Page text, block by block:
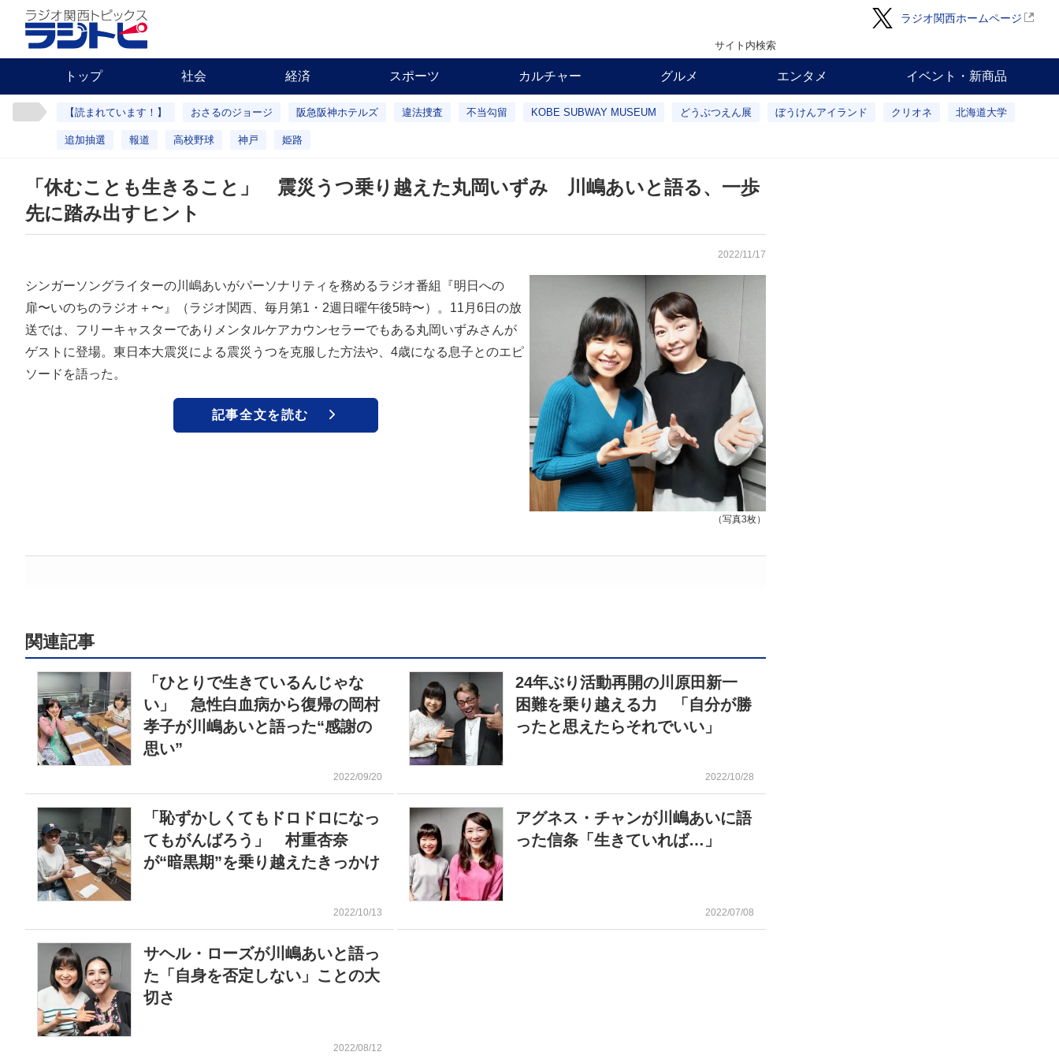
ラジオ関西ホームページ
サイト内検索
トップ 社会 経済 スポーツ カルチャー グルメ エンタメ イベント・新商品
【読まれています！】 おさるのジョージ 阪急阪神ホテルズ 違法捜査 不当勾留 KOBE SUBWAY MUSEUM どうぶつえん展 ぼうけんアイランド クリオネ 北海道大学
追加抽選 報道 高校野球 神戸 姫路
「休むことも生きること」 震災うつ乗り越えた丸岡いずみ 川嶋あいと語る、一歩
先に踏み出すヒント
2022/11/17
（写真3枚）
シンガーソングライターの川嶋あいがパーソナリティを務めるラジオ番組『明日への
扉〜いのちのラジオ＋〜』（ラジオ関西、毎月第1・2週日曜午後5時〜）。11月6日の放
送では、フリーキャスターでありメンタルケアカウンセラーでもある丸岡いずみさんが
ゲストに登場。東日本大震災による震災うつを克服した方法や、4歳になる息子とのエピ
ソードを語った。
記事全文を読む
関連記事
「ひとりで生きているんじゃな
い」 急性白血病から復帰の岡村
孝子が川嶋あいと語った“感謝の
思い”
2022/09/20
24年ぶり活動再開の川原田新一
困難を乗り越える力 「自分が勝
ったと思えたらそれでいい」
2022/10/28
「恥ずかしくてもドロドロになっ
てもがんばろう」 村重杏奈
が“暗黒期”を乗り越えたきっかけ
2022/10/13
アグネス・チャンが川嶋あいに語
った信条「生きていれば…」
2022/07/08
サヘル・ローズが川嶋あいと語っ
た「自身を否定しない」ことの大
切さ
2022/08/12